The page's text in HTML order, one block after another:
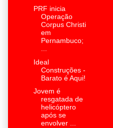
PRF inicia
Operação
Corpus Christi
em
Pernambuco;
...
Ideal
Construções -
Barato é Aqui!
Jovem é
resgatada de
helicóptero
após se
envolver ...